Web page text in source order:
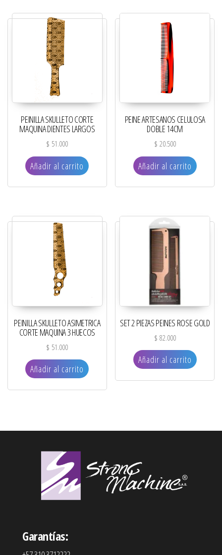
PEINILLA SKULLETO CORTE
MAQUINA DIENTES LARGOS
$ 51.000
Añadir al carrito
PEINE ARTESANOS CELULOSA
DOBLE 14CM
$ 20.500
Añadir al carrito
PEINILLA SKULLETO ASIMETRICA
CORTE MAQUINA 3 HUECOS
$ 51.000
Añadir al carrito
SET 2 PIEZAS PEINES ROSE GOLD
$ 82.000
Añadir al carrito
Garantías: